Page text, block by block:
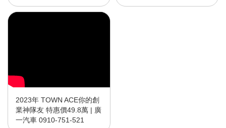
2023年 TOWN ACE你的創
業神隊友 特惠價49.8萬 | 廣
一汽車 0910-751-521